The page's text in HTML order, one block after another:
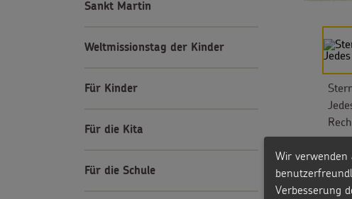
Sankt Martin
Weltmissionstag der Kinder
Für Kinder
Für die Kita
Für die Schule
Wir verwenden
Verbesserung